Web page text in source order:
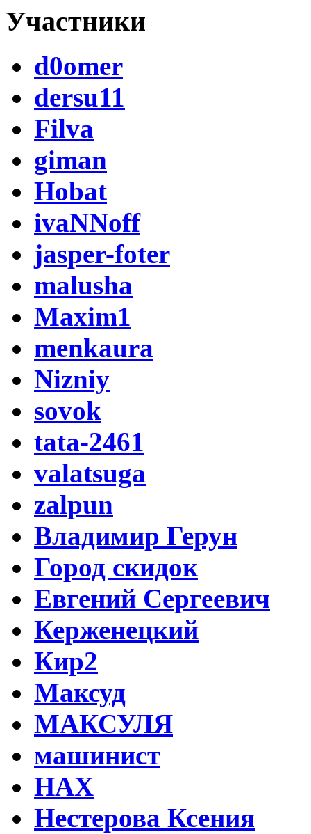
Участники
d0omer
dersu11
Filva
giman
Hobat
ivaNNoff
jasper-foter
malusha
Maxim1
menkaura
Nizniy
sovok
tata-2461
valatsuga
zalpun
Владимир Герун
Город скидок
Евгений Сергеевич
Керженецкий
Кир2
Максуд
МАКСУЛЯ
машинист
НАХ
Нестерова Ксения